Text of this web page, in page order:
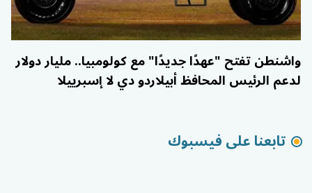
واشنطن تفتح "عهدًا جديدًا" مع كولومبيا.. مليار دولار
لدعم الرئيس المحافظ أبيلاردو دي لا إسبرييلا
تابعنا على فيسبوك